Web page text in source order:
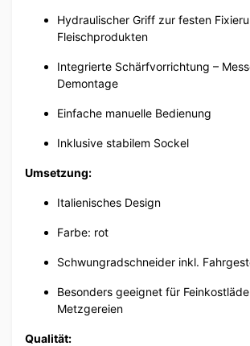
Hydraulischer Griff zur festen
Fleischprodukten
Integrierte Schärfvorrichtung –
Demontage
Einfache manuelle Bedienung
Inklusive stabilem Sockel
Umsetzung:
Italienisches Design
Farbe: rot
Schwungradschneider inkl.
Besonders geeignet für
Metzgereien
Qualität: